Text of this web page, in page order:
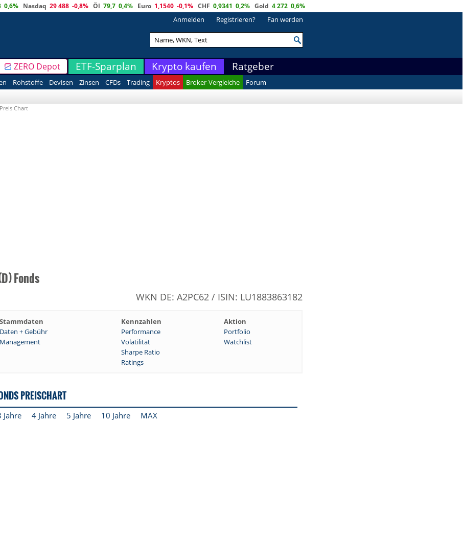
0,6% Nasdaq 29 488 -0,8% Öl 79,7 0,4% Euro 1,1540 -0,1% CHF 0,9341 0,2% Gold 4 272 0,6%
Anmelden Registrieren? Fan werden
ZERO Depot ETF-Sparplan Krypto kaufen Ratgeber
Rohstoffe Devisen Zinsen CFDs Trading Kryptos Broker-Vergleiche
Forum
Preis Chart
Fonds
WKN DE: A2PC62 / ISIN: LU1883863182
Stammdaten Kennzahlen
Aktion
Daten + Gebühr Performance
Portfolio
Management Volatilität
Watchlist
Sharpe Ratio
Ratings
PREISCHART
Jahre 4 Jahre 5 Jahre 10 Jahre MAX